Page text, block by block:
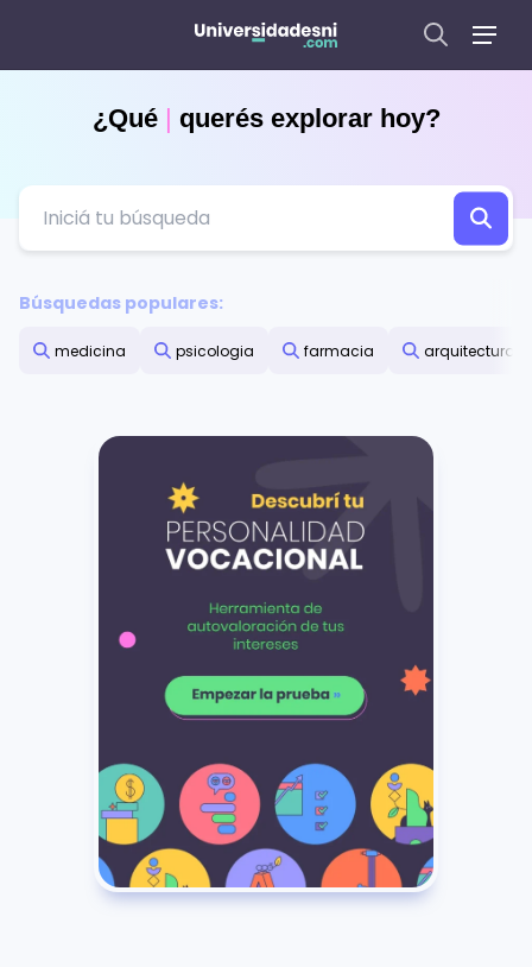
¿Qué | querés explorar hoy?
Búsquedas populares:
medicina psicologia farmacia arquitectura